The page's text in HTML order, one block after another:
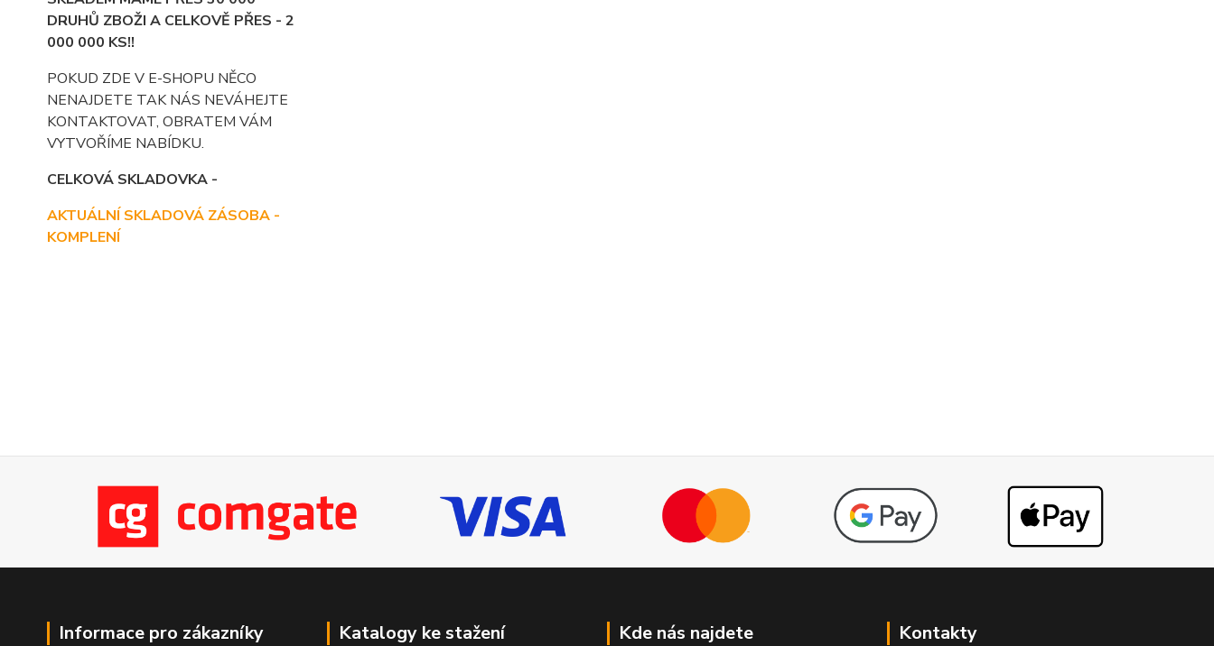
DRUHŮ ZBOŽI A CELKOVĚ PŘES - 2
000 000 KS!!
POKUD ZDE V E-SHOPU NĚCO
NENAJDETE TAK NÁS NEVÁHEJTE
KONTAKTOVAT, OBRATEM VÁM
VYTVOŘÍME NABÍDKU.
CELKOVÁ SKLADOVKA -
AKTUÁLNÍ SKLADOVÁ ZÁSOBA -
KOMPLENÍ
Informace pro zákazníky Katalogy ke stažení Kde nás najdete Kontakty